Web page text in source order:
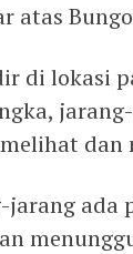
atas
di lokasi
ada